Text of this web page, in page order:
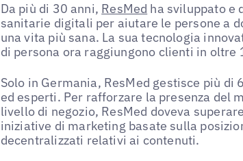
Da più di 30 anni, ResMed ha sviluppato e
sanitarie digitali per aiutare le persone a
una vita più sana. La sua tecnologia
di persona ora raggiungono clienti in oltre
Solo in Germania, ResMed gestisce più
ed esperti. Per rafforzare la presenza del
livello di negozio, ResMed doveva
iniziative di marketing basate sulla
decentralizzati relativi ai contenuti.